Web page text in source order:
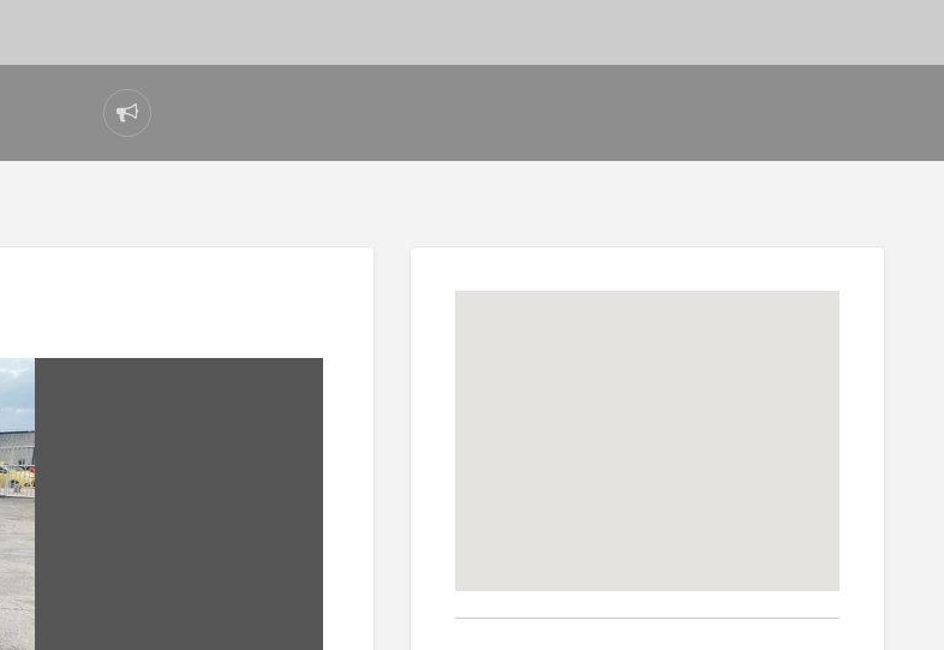
Reportar
problema